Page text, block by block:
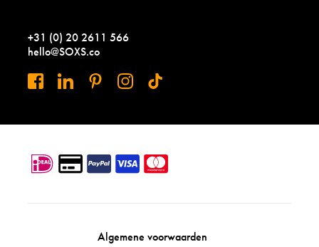
+31 (0) 20 2611 566
hello@SOXS.co
Algemene voorwaarden